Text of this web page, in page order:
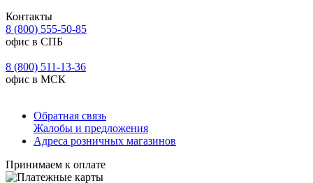
Контакты
8 (800) 555-50-85
офис в СПБ
8 (800) 511-13-36
офис в МСК
Обратная связь
Жалобы и предложения
Адреса розничных магазинов
Принимаем к оплате